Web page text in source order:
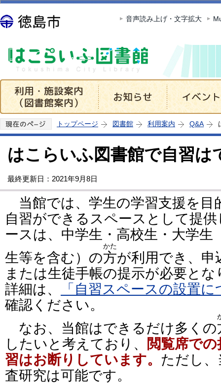
この
音声読み上げ・文字拡大
トップページ 図書館 利用案内 Q&A
はこらいふ図書館で自習は
最終更新日：2021年9月8日
当館では、学生の学習支援を目
自習ができるスペースとして提
ースは、中学生・高校生・大学生
生等を含む）の方
かた
が利用でき、申
または生徒手帳の提示が必要と
詳細は、
「自習スペースの設置
確認ください。
なお、当館はできるだけ多くの
したいと考えており、
閲覧席で
習はお断りしています。 ただし
査研究は可能です。